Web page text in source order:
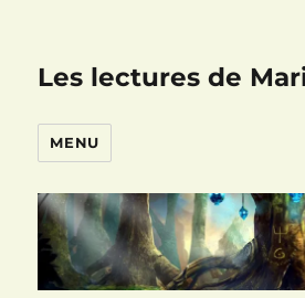
Les lectures de
MENU